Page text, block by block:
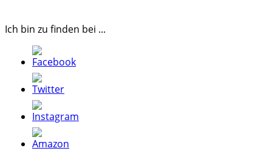
Ich bin zu finden bei ...